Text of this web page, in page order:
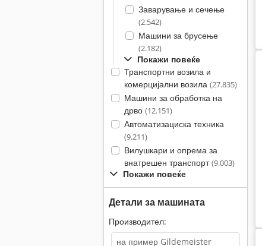
Заварување и сечење
(2.542)
Машини за брусење
(2.182)
Покажи повеќе
Транспортни возила и
комерцијални возила (27.835)
Машини за обработка на
дрво (12.151)
Автоматизациска техника
(9.211)
Вилушкари и опрема за
внатрешен транспорт(9.003)
Покажи повеќе
Детали за машината
Производител: